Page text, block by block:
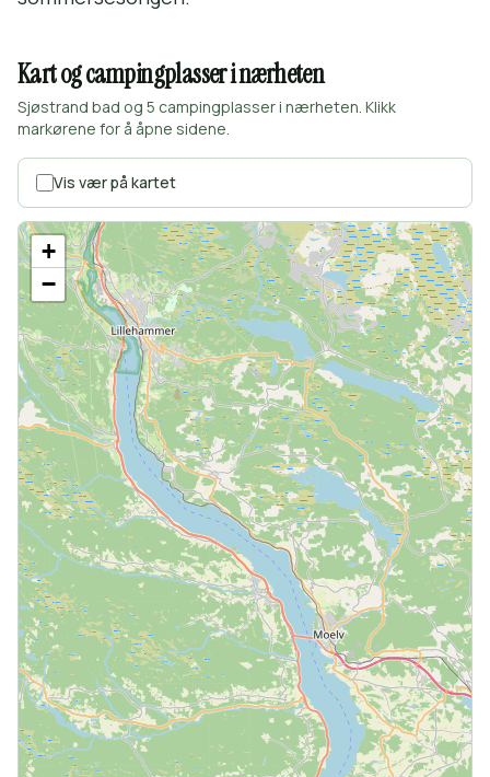
Kart og campingplasser i nærheten
Sjøstrand bad og 5 campingplasser i nærheten. Klikk
markørene for å åpne sidene.
Vis vær på kartet
+
−